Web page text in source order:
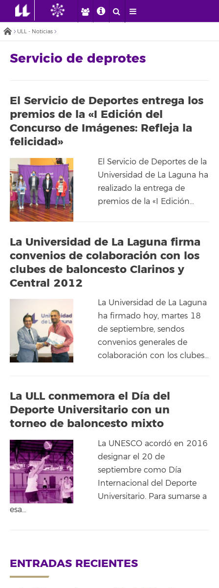
ULL - Noticias
Servicio de deprotes
El Servicio de Deportes entrega los
premios de la «I Edición del
Concurso de Imágenes: Refleja la
felicidad»
El Servicio de Deportes de la
Universidad de La Laguna ha
realizado la entrega de
premios de la «I Edición…
La Universidad de La Laguna firma
convenios de colaboración con los
clubes de baloncesto Clarinos y
Central 2012
La Universidad de La Laguna
ha firmado hoy, martes 18
de septiembre, sendos
convenios generales de
colaboración con los clubes…
La ULL conmemora el Día del
Deporte Universitario con un
torneo de baloncesto mixto
La UNESCO acordó en 2016
designar el 20 de
septiembre como Día
Internacional del Deporte
Universitario. Para sumarse a
esa…
ENTRADAS RECIENTES